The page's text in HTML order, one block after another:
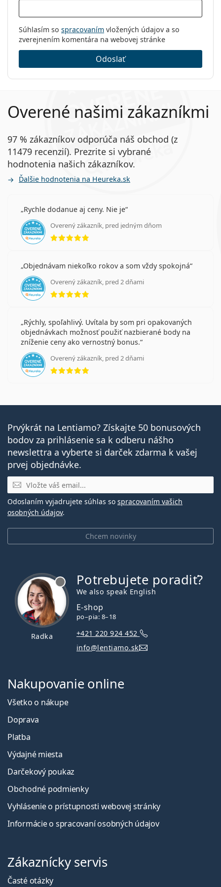
Súhlasím so spracovaním vložených údajov a so
zverejnením komentára na webovej stránke
Odoslať
Overené našimi zákazníkmi
97 % zákazníkov odporúča náš obchod (z
11479 recenzií). Prezrite si vybrané
hodnotenia našich zákazníkov.
Ďalšie hodnotenia na Heureka.sk
Rychle dodanue aj ceny. Nie je
Overený zákazník, pred jedným dňom
hodnotenie 5 z 5
Objednávam niekoľko rokov a som vždy spokojná
Overený zákazník, pred 2 dňami
hodnotenie 5 z 5
Rýchly, spoľahlivý. Uvítala by som pri opakovaných
objednávkach možnosť použiť nazbierané body na
zníženie ceny ako vernostný bonus.
Overený zákazník, pred 2 dňami
hodnotenie 5 z 5
Prvýkrát na Lentiamo? Získajte 50 bonusových
bodov za prihlásenie sa k odberu nášho
newslettra a vyberte si darček zdarma k vašej
prvej objednávke.
E-mail
Chcem novinky
Odoslaním vyjadrujete súhlas so spracovaním vašich
osobných údajov.
Radka
Potrebujete poradiť?
We also speak English
E-shop
po–pia: 8–18
+421 220 924 452
info@lentiamo.sk
Nakupovanie online
Všetko o nákupe
Doprava
Platba
Výdajné miesta
Darčekový poukaz
Obchodné podmienky
Vyhlásenie o prístupnosti webovej stránky
Informácie o spracovaní osobných údajov
Zákaznícky servis
Časté otázky